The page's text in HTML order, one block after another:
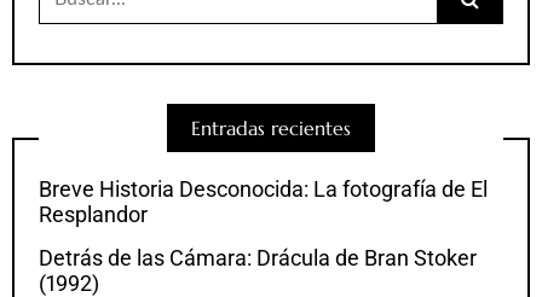
Entradas recientes
Breve Historia Desconocida: La fotografía de El
Resplandor
Detrás de las Cámara: Drácula de Bran Stoker
(1992)